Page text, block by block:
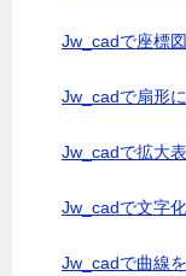
Jw_cadで座標
Jw_cadで扇形
Jw_cadで拡大
Jw_cadで文字
Jw_cadで曲線を